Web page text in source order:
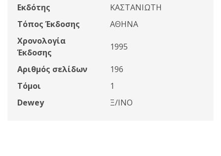
Εκδότης
ΚΑΣΤΑΝΙΩΤΗ
Τόπος Έκδοσης
ΑΘΗΝΑ
Χρονολογία
Έκδοσης
1995
Αριθμός σελίδων
196
Τόμοι
1
Dewey
Ξ/INO